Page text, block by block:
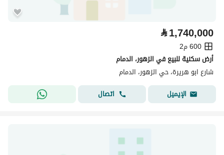
⃁1,740,000
600 م2
أرض سكنية للبيع في الزهور، الدمام
شارع ابو هريرة، حي الزهور، الدمام
الإيميل
اتصال